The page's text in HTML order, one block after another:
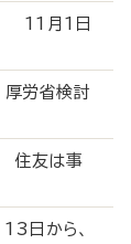
11月1日
労省検討
住友は事
日から、